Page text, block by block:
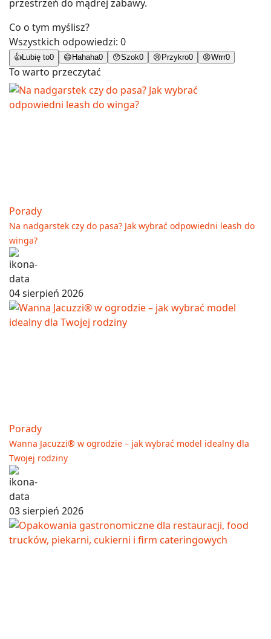
przestrzeń do mądrej zabawy.
Co o tym myślisz?
Wszystkich odpowiedzi: 0
👍Lubię to0 😄 Hahaha0 😯Szok0 😢 Przykro0 😡Wrrr0
To warto przeczytać
Porady
Na nadgarstek czy do pasa? Jak wybrać odpowiedni leash do
winga?
04 sierpień 2026
Porady
Wanna Jacuzzi® w ogrodzie – jak wybrać model idealny dla
Twojej rodziny
03 sierpień 2026